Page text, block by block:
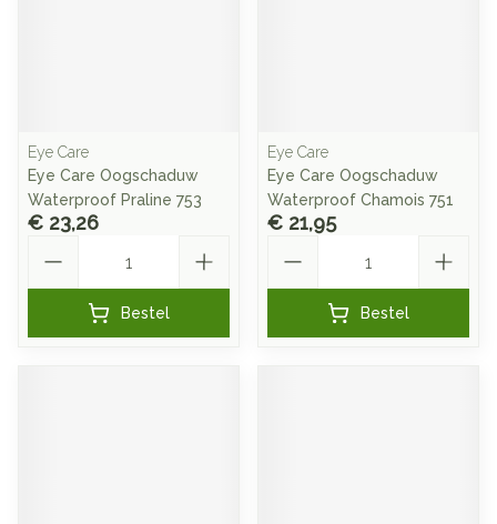
Eye Care
Eye Care Oogschaduw
Waterproof Praline 753
€ 23,26
Bestel
Eye Care
Eye Care Oogschaduw
Waterproof Chamois 751
€ 21,95
Bestel